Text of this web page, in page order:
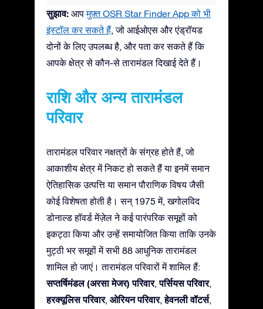
सुझाव: आपमुफ़्त OSR Star Finder App को भी
इंस्टॉल कर सकते हैं, जो आईओएस और एंड्रॉयड
दोनों के लिए उपलब्ध है, और पता कर सकते हैं कि
आपके क्षेत्र से कौन-से तारामंडल दिखाई देते हैं।
राशि और अन्य तारामंडल
परिवार
तारामंडल परिवार नक्षत्रों के संग्रह होते हैं, जो
आकाशीय क्षेत्र में निकट हो सकते हैं या इनमें समान
ऐतिहासिक उत्पत्ति या समान पौराणिक विषय जैसी
कोई विशेषता होती है। सन् 1975 में, खगोलविद
डोनाल्ड हॉवर्ड मेंज़ेल ने कई पारंपरिक समूहों को
इकट्ठा किया और उन्हें समायोजित किया ताकि उनके
मुट्ठी भर समूहों में सभी 88 आधुनिक तारामंडल
शामिल हो जाएं। तारामंडल परिवारों में शामिल हैं:
सप्तर्षिमंडल (अरसा मेजर) परिवार,पर्सियस परिवार,
हरक्यूलिस परिवार, ओरियन परिवार,हेवनली वॉटर्स,